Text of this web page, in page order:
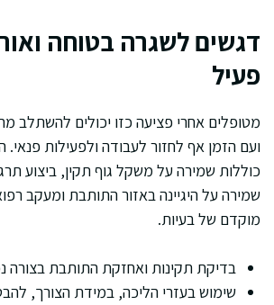
דגשים לשגרה בטוחה
פעיל
מטופלים אחרי פציעה כזו יכולים להשתלב
ועם הזמן אף לחזור לעבודה ולפעילות פנאי.
כוללות שמירה על משקל גוף תקין, ביצוע
שמירה על היגיינה באזור התותבת ומעקב
מוקדם של בעיות.
בדיקת תקינות ואחזקת התותבת בצורה
שימוש בעזרי הליכה, במידת הצורך,